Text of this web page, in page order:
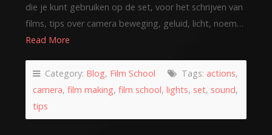
die je kunt gebruiken op de set, voor het schrijven van
films, tips over camera beweging, geluid, licht, noem…
Read More
Category: Blog, Film School Tags: actions,
camera, film making, film school, lights, set, sound,
tips